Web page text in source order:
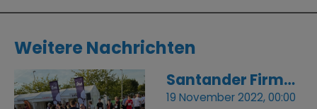
Weitere Nachrichten
Santander Firmenlauf
19 November 2022, 00:00